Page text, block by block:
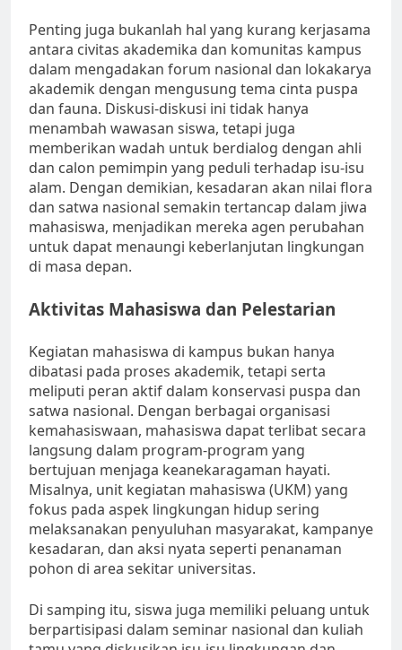
Penting juga bukanlah hal yang kurang kerjasama
antara civitas akademika dan komunitas kampus
dalam mengadakan forum nasional dan lokakarya
akademik dengan mengusung tema cinta puspa
dan fauna. Diskusi-diskusi ini tidak hanya
menambah wawasan siswa, tetapi juga
memberikan wadah untuk berdialog dengan ahli
dan calon pemimpin yang peduli terhadap isu-isu
alam. Dengan demikian, kesadaran akan nilai flora
dan satwa nasional semakin tertancap dalam jiwa
mahasiswa, menjadikan mereka agen perubahan
untuk dapat menaungi keberlanjutan lingkungan
di masa depan.
Aktivitas Mahasiswa dan Pelestarian
Kegiatan mahasiswa di kampus bukan hanya
dibatasi pada proses akademik, tetapi serta
meliputi peran aktif dalam konservasi puspa dan
satwa nasional. Dengan berbagai organisasi
kemahasiswaan, mahasiswa dapat terlibat secara
langsung dalam program-program yang
bertujuan menjaga keanekaragaman hayati.
Misalnya, unit kegiatan mahasiswa (UKM) yang
fokus pada aspek lingkungan hidup sering
melaksanakan penyuluhan masyarakat, kampanye
kesadaran, dan aksi nyata seperti penanaman
pohon di area sekitar universitas.
Di samping itu, siswa juga memiliki peluang untuk
berpartisipasi dalam seminar nasional dan kuliah